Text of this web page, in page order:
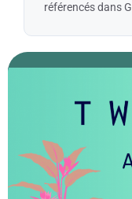
référencés dans